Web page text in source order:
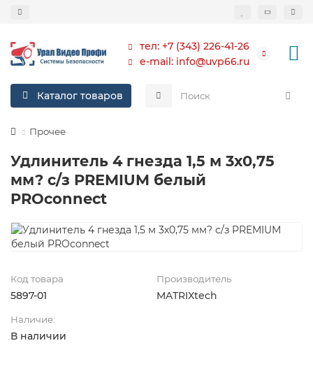
тел: +7 (343) 226-41-26
e-mail: info@uvp66.ru
Каталог товаров
Прочее
Удлинитель 4 гнезда 1,5 м 3х0,75
мм? с/з PREMIUM белый
PROconnect
Код товара
5897-01
Производитель
MATRIXtech
Наличие:
В наличии